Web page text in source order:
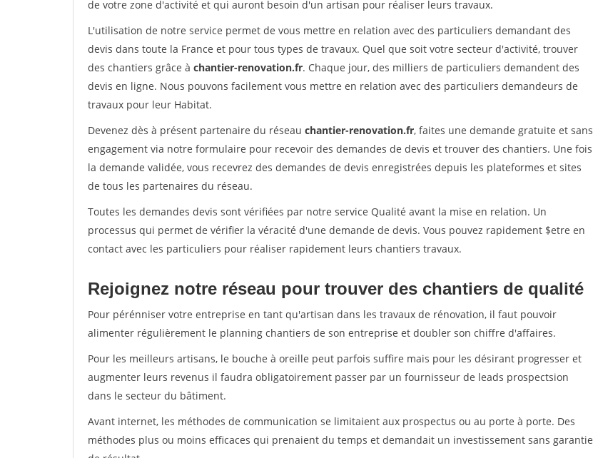
de votre zone d'activité et qui auront besoin d'un artisan pour réaliser leurs travaux.
L'utilisation de notre service permet de vous mettre en relation avec des particuliers demandant des
devis dans toute la France et pour tous types de travaux. Quel que soit votre secteur d'activité, trouver
des chantiers grâce à chantier-renovation.fr. Chaque jour, des milliers de particuliers demandent des
devis en ligne. Nous pouvons facilement vous mettre en relation avec des particuliers demandeurs de
travaux pour leur Habitat.
Devenez dès à présent partenaire du réseau chantier-renovation.fr, faites une demande gratuite et sans
engagement via notre formulaire pour recevoir des demandes de devis et trouver des chantiers. Une fois
la demande validée, vous recevrez des demandes de devis enregistrées depuis les plateformes et sites
de tous les partenaires du réseau.
Toutes les demandes devis sont vérifiées par notre service Qualité avant la mise en relation. Un
processus qui permet de vérifier la véracité d'une demande de devis. Vous pouvez rapidement $etre en
contact avec les particuliers pour réaliser rapidement leurs chantiers travaux.
Rejoignez notre réseau pour trouver des chantiers de qualité
Pour pérénniser votre entreprise en tant qu'artisan dans les travaux de rénovation, il faut pouvoir
alimenter régulièrement le planning chantiers de son entreprise et doubler son chiffre d'affaires.
Pour les meilleurs artisans, le bouche à oreille peut parfois suffire mais pour les désirant progresser et
augmenter leurs revenus il faudra obligatoirement passer par un fournisseur de leads prospectsion
dans le secteur du bâtiment.
Avant internet, les méthodes de communication se limitaient aux prospectus ou au porte à porte. Des
méthodes plus ou moins efficaces qui prenaient du temps et demandait un investissement sans garantie